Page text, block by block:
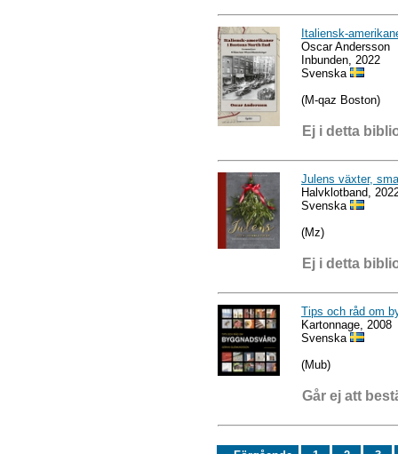
Italiensk-
Oscar Andersson
Inbunden, 2022
Svenska
(M-qaz Boston)
Ej i detta
Julens växter,
Halvklotband,
Svenska
(Mz)
Ej i detta
Tips och råd om
Kartonnage, 2008
Svenska
(Mub)
Går ej att